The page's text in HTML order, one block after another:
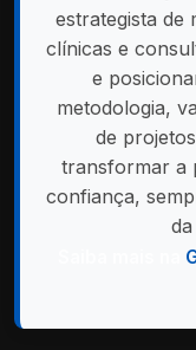
estrategista de
clínicas e
e
metodologia,
de
transformar a
confiança,